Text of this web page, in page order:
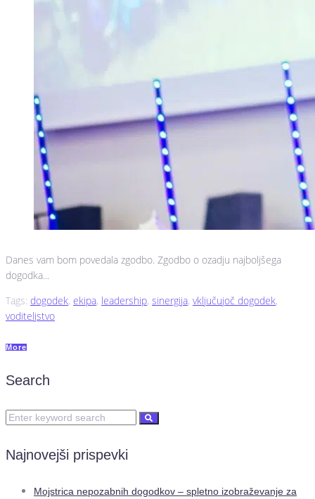
Danes vam bom povedala zgodbo. Zgodbo o ozadju najboljšega
dogodka...
Tags: dogodek, ekipa, leadership, sinergija, vključujoč dogodek,
voditeljstvo
More
Search
Najnovejši prispevki
Mojstrica nepozabnih dogodkov – spletno izobraževanje za